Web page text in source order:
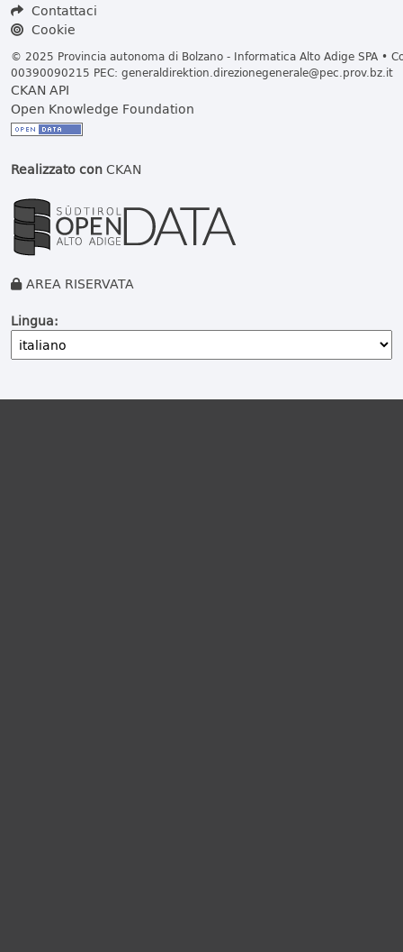
Contattaci
Cookie
© 2025 Provincia autonoma di Bolzano - Informatica Alto Adige SPA •
00390090215 PEC: generaldirektion.direzionegenerale@pec.prov.bz.it
CKAN API
Open Knowledge Foundation
Realizzato conCKAN
AREA RISERVATA
Lingua